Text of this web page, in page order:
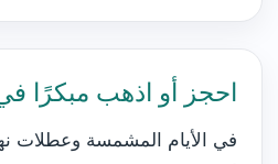
احجز أو اذهب مبكرًا
في الأيام المشمسة وعطلات